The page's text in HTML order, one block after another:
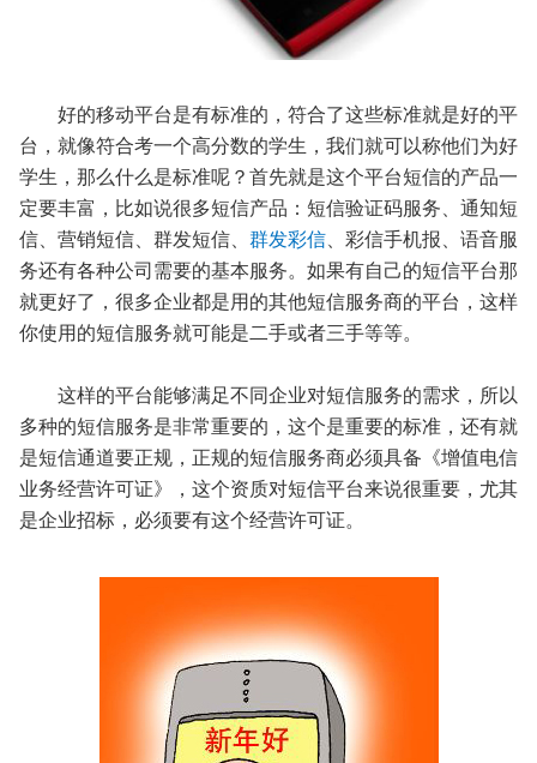
好的移动平台是有标准的，符合了这些标准就是好的平
台，就像符合考一个高分数的学生，我们就可以称他们为好
学生，那么什么是标准呢？首先就是这个平台短信的产品一
定要丰富，比如说很多短信产品：短信验证码服务、通知短
信、营销短信、群发短信、 群发彩信 、彩信手机报、语音服
务还有各种公司需要的基本服务。如果有自己的短信平台那
就更好了，很多企业都是用的其他短信服务商的平台，这样
你使用的短信服务就可能是二手或者三手等等。
这样的平台能够满足不同企业对短信服务的需求，所以
多种的短信服务是非常重要的，这个是重要的标准，还有就
是短信通道要正规，正规的短信服务商必须具备《增值电信
业务经营许可证》，这个资质对短信平台来说很重要，尤其
是企业招标，必须要有这个经营许可证。